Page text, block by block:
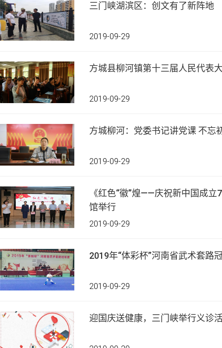
三门峡湖滨区：创文有了新阵地
2019-09-29
方城县柳河镇第十三届人民代表
2019-09-29
方城柳河：党委书记讲党课 不忘
2019-09-29
《红色“徽”煌——庆祝新中国成
馆举行
2019-09-29
2019年“体彩杯”河南省武术套路
2019-09-29
迎国庆送健康，三门峡举行义诊